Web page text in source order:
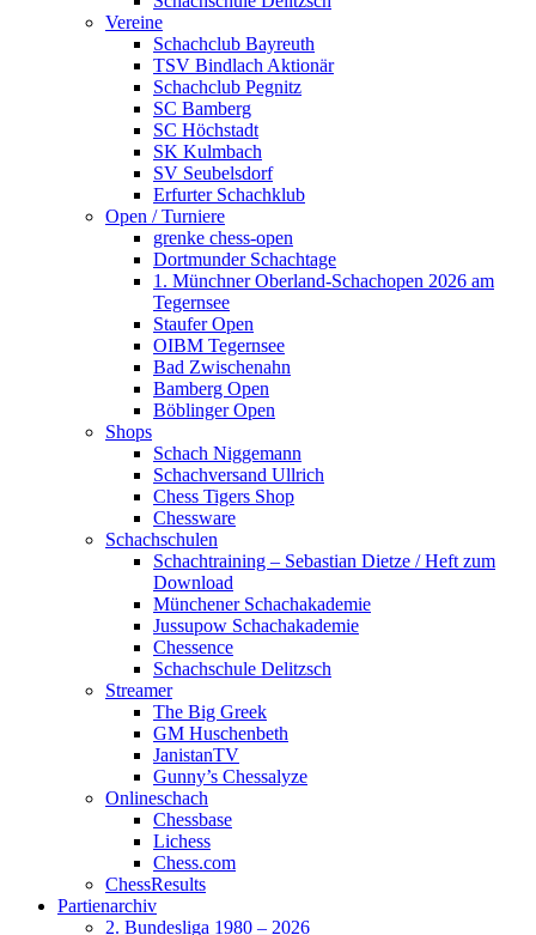
Vereine
Schachclub Bayreuth
TSV Bindlach Aktionär
Schachclub Pegnitz
SC Bamberg
SC Höchstadt
SK Kulmbach
SV Seubelsdorf
Erfurter Schachklub
Open / Turniere
grenke chess-open
Dortmunder Schachtage
1. Münchner Oberland-Schachopen 2026 am
Tegernsee
Staufer Open
OIBM Tegernsee
Bad Zwischenahn
Bamberg Open
Böblinger Open
Shops
Schach Niggemann
Schachversand Ullrich
Chess Tigers Shop
Chessware
Schachschulen
Schachtraining – Sebastian Dietze / Heft zum
Download
Münchener Schachakademie
Jussupow Schachakademie
Chessence
Schachschule Delitzsch
Streamer
The Big Greek
GM Huschenbeth
JanistanTV
Gunny’s Chessalyze
Onlineschach
Chessbase
Lichess
Chess.com
ChessResults
Partienarchiv
2. Bundesliga 1980 – 2026